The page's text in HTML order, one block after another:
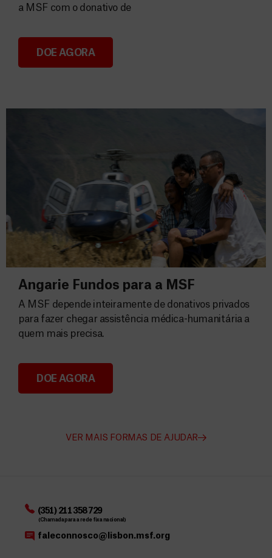
Consignação do IRS 2026
a MSF com o donativo de
DOE AGORA
Angarie Fundos para a MSF
Angarie Fundos para a MSF
A MSF depende inteiramente de donativos privados
para fazer chegar assistência médica-humanitária a
quem mais precisa.
DOE AGORA
VER MAIS FORMAS DE AJUDAR
(351) 211 358 729
(Chamada para a rede fixa nacional)
faleconnosco@lisbon.msf.org